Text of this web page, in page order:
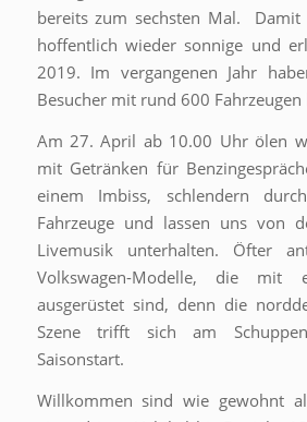
bereits zum sechsten Mal.
hoffentlich wieder sonnige und
2019. Im vergangenen Jahr
Besucher mit rund 600 Fahrzeugen
Am 27. April ab 10.00 Uhr ölen
mit Getränken für
einem Imbiss, schlendern
Fahrzeuge und lassen uns von
Livemusik unterhalten. Öfter
Volkswagen-Modelle, die mit
ausgerüstet sind, denn die
Szene trifft sich am
Saisonstart.
Willkommen sind wie gewohnt